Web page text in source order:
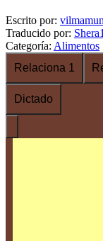
Escrito por:
Traducido por: Shera1
Categoría: Alimentos
Relaciona 1
Dictado